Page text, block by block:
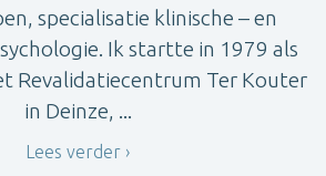
specialisatie klinische – en
Ik startte in 1979 als
Revalidatiecentrum Ter Kouter
in Deinze, ...
Lees verder